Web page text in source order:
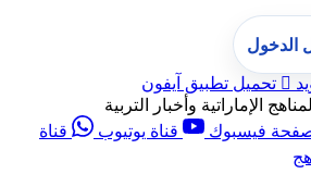
 تحميل تطبيق آيفون
الإماراتية وأخبار التربية
فيسبوك قناة يوتيوب
قناة
الدخول